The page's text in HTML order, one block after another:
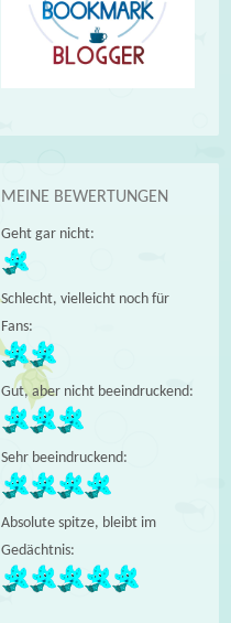
MEINE BEWERTUNGEN
Geht gar nicht:
Schlecht, vielleicht noch für
Fans:
Gut, aber nicht beeindruckend:
Sehr beeindruckend:
Absolute spitze, bleibt im
Gedächtnis: